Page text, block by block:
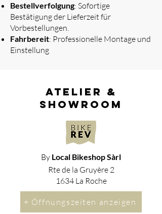
Bestellverfolgung: Sofortige
Bestätigung der Lieferzeit für
Vorbestellungen.
Fahrbereit: Professionelle Montage und
Einstellung
atelier &
showroom
By Local Bikeshop Sàrl
Rte de la Gruyère 2
1634 La Roche
+ Öffnungszeiten anzeigen